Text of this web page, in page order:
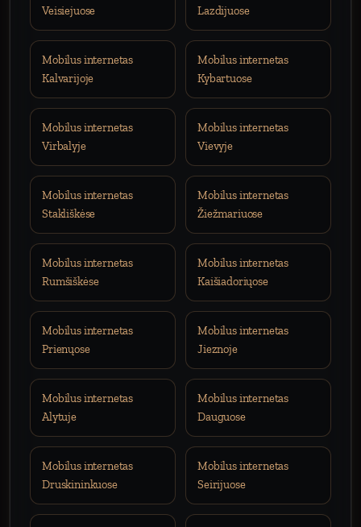
Veisiejuose
Lazdijuose
Mobilus internetas
Kalvarijoje
Mobilus internetas
Kybartuose
Mobilus internetas
Virbalyje
Mobilus internetas
Vievyje
Mobilus internetas
Stakliškėse
Mobilus internetas
Žiežmariuose
Mobilus internetas
Rumšiškėse
Mobilus internetas
Kaišiadoriųose
Mobilus internetas
Prienųose
Mobilus internetas
Jieznoje
Mobilus internetas
Alytuje
Mobilus internetas
Dauguose
Mobilus internetas
Druskininkuose
Mobilus internetas
Seirijuose